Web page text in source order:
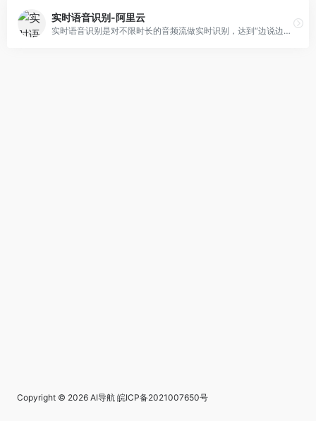
实时语音识别-阿里云
实时语音识别是对不限时长的音频流做实时识别，达到“边说边出文字”的效果，内置智能断句，可提供每句话开始结束时间。可用于视频实时直播字幕、实时会议记录、实时法庭庭审记录、智能语音助手等场景。
Copyright © 2026 AI导航 皖ICP备2021007650号